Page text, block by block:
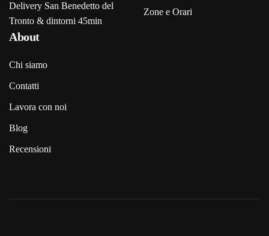
Delivery San Benedetto del
Tronto & dintorni 45min
Zone e Orari
About
Chi siamo
Contatti
Lavora con noi
Blog
Recensioni